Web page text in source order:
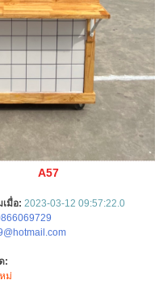
A57
เมื่อ: 2023-03-12 09:57:22.0
:
ม่